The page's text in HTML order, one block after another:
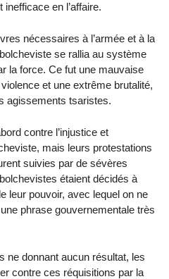
en l’affaire.
nécessaires à l’armée et à la
se rallia au système
la force. Ce fut une mauvaise
et une extrême brutalité,
agissements tsaristes.
contre l’injustice et
mais leurs protestations
suivies par de sévères
étaient décidés à
leur pouvoir, avec lequel on ne
phrase gouvernementale très
ne donnant aucun résultat, les
contre ces réquisitions par la